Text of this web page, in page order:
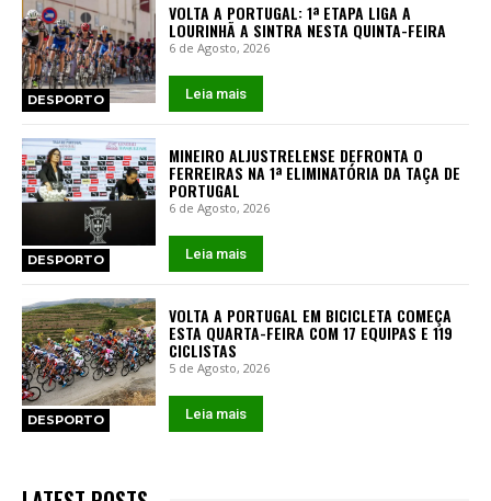
DESPORTO
VOLTA A PORTUGAL: 1ª ETAPA LIGA A
LOURINHÃ A SINTRA NESTA QUINTA-FEIRA
6 de Agosto, 2026
Leia mais
DESPORTO
MINEIRO ALJUSTRELENSE DEFRONTA O
FERREIRAS NA 1ª ELIMINATÓRIA DA TAÇA DE
PORTUGAL
6 de Agosto, 2026
Leia mais
DESPORTO
VOLTA A PORTUGAL EM BICICLETA COMEÇA
ESTA QUARTA-FEIRA COM 17 EQUIPAS E 119
CICLISTAS
5 de Agosto, 2026
Leia mais